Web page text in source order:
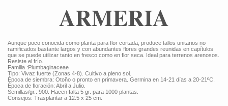
ARMERIA
Aunque poco conocida como planta para flor cortada, produce tallos unitarios no
ramificados bastante largos y con abundantes flores grandes reunidas en capítulos
que se puede utilizar tanto en fresco como en flor seca. Ideal para terrenos arenosos.
Resiste el frío.
Familia :Plumbaginaceae
Tipo: Vivaz fuerte (Zonas 4-8). Cultivo a pleno sol.
Época de siembra: Otoño o pronto en primavera. Germina en 14-21 días a 20-21ºC.
Época de floración: Abril a Julio.
Semillas/gr.: 900. Hacen falta 5 gr. para 1000 plantas.
Consejos: Trasplantar a 12.5 x 25 cm.